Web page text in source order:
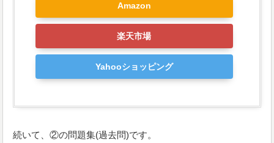
Amazon
楽天市場
Yahooショッピング
続いて、②の問題集(過去問)です。